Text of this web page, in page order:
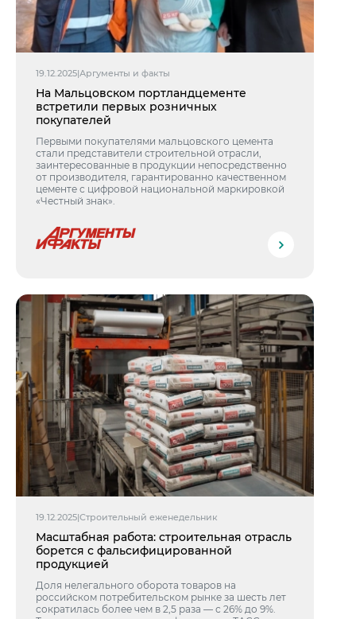
19.12.2025|Аргументы и факты
На Мальцовском портландцементе
встретили первых розничных
покупателей
Первыми покупателями мальцовского цемента
стали представители строительной отрасли,
заинтересованные в продукции непосредственно
от производителя, гарантированно качественном
цементе с цифровой национальной маркировкой
«Честный знак».
19.12.2025|Строительный еженедельник
Масштабная работа: строительная отрасль
борется с фальсифицированной
продукцией
Доля нелегального оборота товаров на
российском потребительском рынке за шесть лет
сократилась более чем в 2,5 раза — с 26% до 9%.